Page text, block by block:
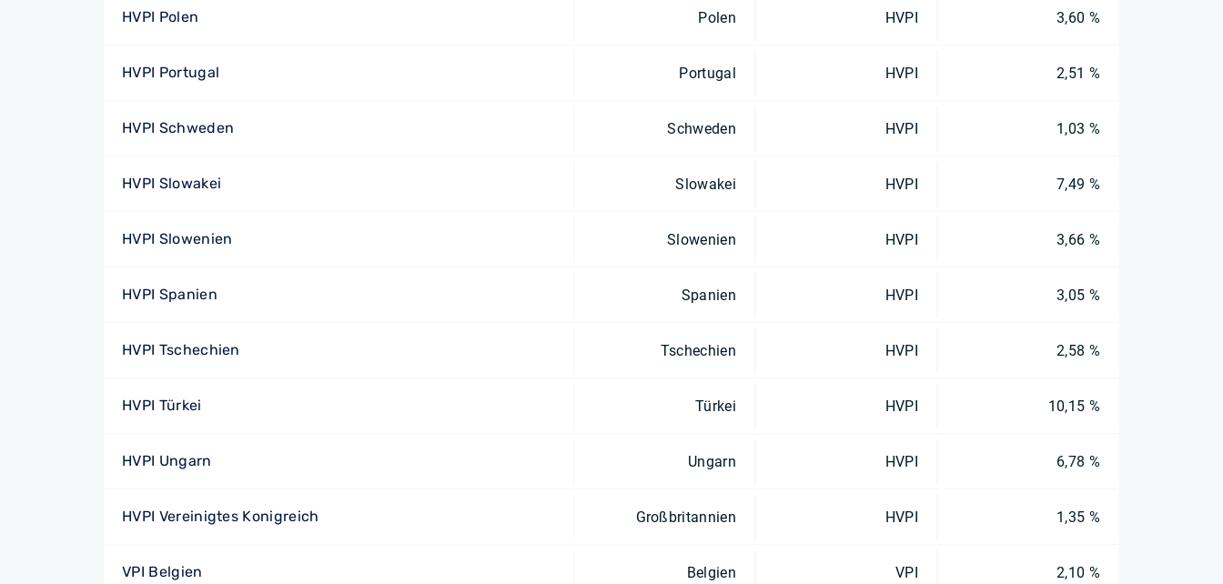
HVPI Polen Polen HVPI 3,60 %
HVPI Portugal Portugal HVPI 2,51 %
HVPI Schweden Schweden HVPI 1,03 %
HVPI Slowakei Slowakei HVPI 7,49 %
HVPI Slowenien Slowenien HVPI 3,66 %
HVPI Spanien Spanien HVPI 3,05 %
HVPI Tschechien Tschechien HVPI 2,58 %
HVPI Türkei Türkei HVPI 10,15 %
HVPI Ungarn Ungarn HVPI 6,78 %
HVPI Vereinigtes Konigreich Großbritannien HVPI 1,35 %
VPI Belgien Belgien VPI 2,10 %